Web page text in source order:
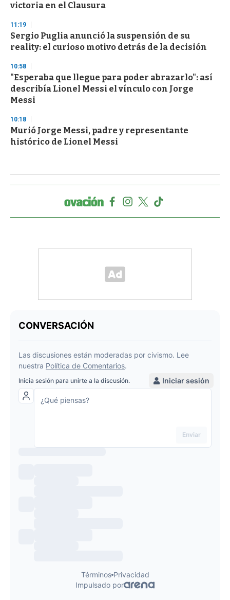
victoria en el Clausura
11:19
Sergio Puglia anunció la suspensión de su
reality: el curioso motivo detrás de la decisión
10:58
"Esperaba que llegue para poder abrazarlo": así
describía Lionel Messi el vínculo con Jorge
Messi
10:18
Murió Jorge Messi, padre y representante
histórico de Lionel Messi